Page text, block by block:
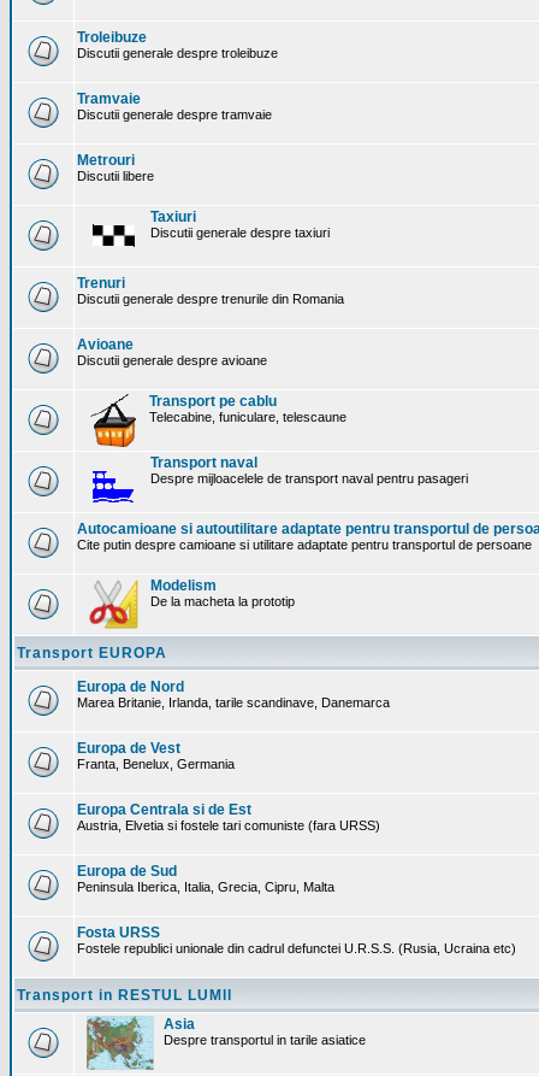
Troleibuze
Discutii generale despre troleibuze
Tramvaie
Discutii generale despre tramvaie
Metrouri
Discutii libere
Taxiuri
Discutii generale despre taxiuri
Trenuri
Discutii generale despre trenurile din Romania
Avioane
Discutii generale despre avioane
Transport pe cablu
Telecabine, funiculare, telescaune
Transport naval
Despre mijloacelele de transport naval pentru pasageri
Autocamioane si autoutilitare adaptate pentru transportul de
Cite putin despre camioane si utilitare adaptate pentru transportul de persoane
Modelism
De la macheta la prototip
Transport EUROPA
Europa de Nord
Marea Britanie, Irlanda, tarile scandinave, Danemarca
Europa de Vest
Franta, Benelux, Germania
Europa Centrala si de Est
Austria, Elvetia si fostele tari comuniste (fara URSS)
Europa de Sud
Peninsula Iberica, Italia, Grecia, Cipru, Malta
Fosta URSS
Fostele republici unionale din cadrul defunctei U.R.S.S. (Rusia, Ucraina etc)
Transport in RESTUL LUMII
Asia
Despre transportul in tarile asiatice